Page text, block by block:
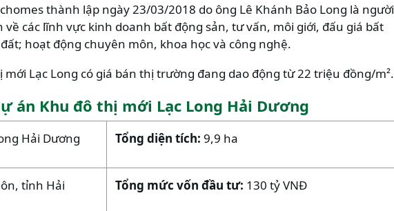
thành lập ngày 23/03/2018 do ông Lê Khánh Bảo Long là người
các lĩnh vực kinh doanh bất động sản, tư vấn, môi giới, đấu giá bất
hoạt động chuyên môn, khoa học và công nghệ.
Lạc Long có giá bán thị trường đang dao động từ 22 triệu đồng/m².
án Khu đô thị mới Lạc Long Hải Dương
Hải Dương Tổng diện tích: 9,9 ha
tỉnh Hải
Tổng mức vốn đầu tư: 130 tỷ VNĐ